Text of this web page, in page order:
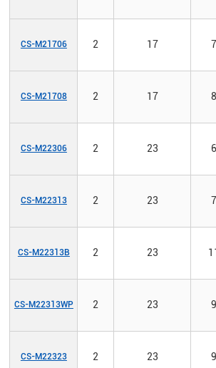
CS-M21706 2 17
CS-M21708 2 17
CS-M22306 2 23
CS-M22313 2 23
CS-M22313B 2 23
CS-M22313WP 2 23
CS-M22323 2 23